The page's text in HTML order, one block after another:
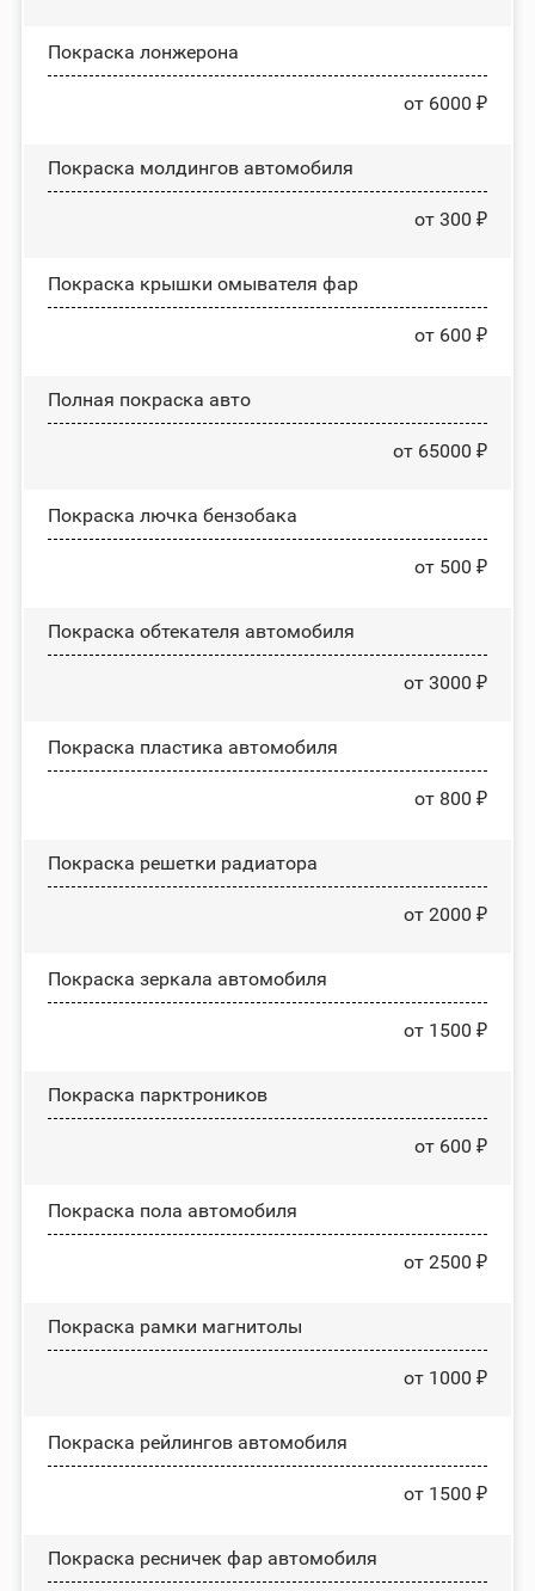
Покраска лонжерона
от 6000 ₽
Покраска молдингов автомобиля
от 300 ₽
Покраска крышки омывателя фар
от 600 ₽
Полная покраска авто
от 65000 ₽
Покраска лючка бензобака
от 500 ₽
Покраска обтекателя автомобиля
от 3000 ₽
Покраска пластика автомобиля
от 800 ₽
Покраска решетки радиатора
от 2000 ₽
Покраска зеркала автомобиля
от 1500 ₽
Покраска парктроников
от 600 ₽
Покраска пола автомобиля
от 2500 ₽
Покраска рамки магнитолы
от 1000 ₽
Покраска рейлингов автомобиля
от 1500 ₽
Покраска ресничек фар автомобиля